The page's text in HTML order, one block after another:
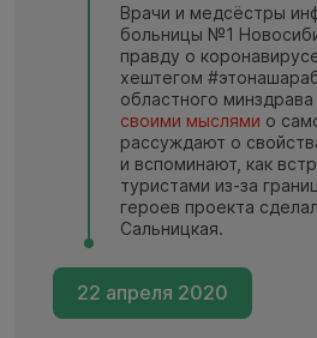
Врачи и медсёстры
больницы №1
правду о
хештегом
областного минздрава
своими мыслями о
рассуждают о
и вспоминают, как
туристами из-за
героев проекта
Сальницкая.
22 апреля 2020